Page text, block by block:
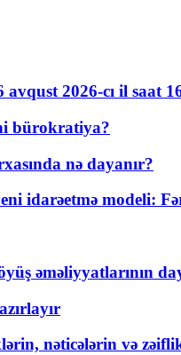
2026-cı il saat
bürokratiya?
nə dayanır?
idarəetmə modeli:
əməliyyatlarının
nəticələrin və